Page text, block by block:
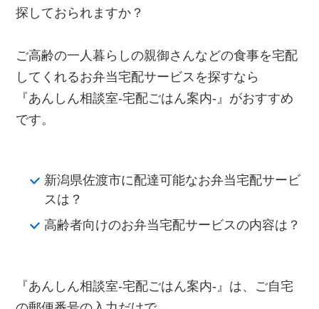
探しておられますか？
ご高齢の一人暮らしの親御さんなどの食事を宅配
してくれるお弁当宅配サービスを探すなら
『あんしん相談室‐宅配ごはん案内‐』がおすすめ
です。
新潟県佐渡市に配達可能なお弁当宅配サービ
スは？
高齢者向けのお弁当宅配サービスの内容は？
『あんしん相談室‐宅配ごはん案内‐』は、ご自宅